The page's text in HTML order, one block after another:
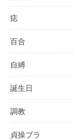
痣
百合
自縛
誕生日
調教
貞操ブラ